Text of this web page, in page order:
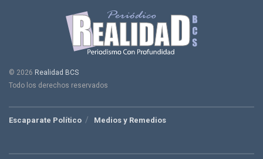
© 2026 Realidad BCS
Todo los derechos reservados
Escaparate Político Medios y Remedios